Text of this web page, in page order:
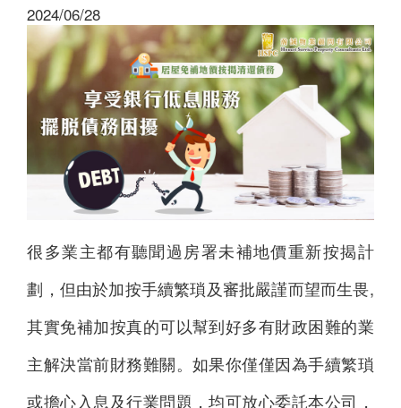
2024/06/28
很多業主都有聽聞過房署未補地價重新按揭計
劃，但由於加按手續繁瑣及審批嚴謹而望而生畏,
其實免補加按真的可以幫到好多有財政困難的業
主解決當前財務難關。如果你僅僅因為手續繁瑣
或擔心入息及行業問題，均可放心委託本公司，